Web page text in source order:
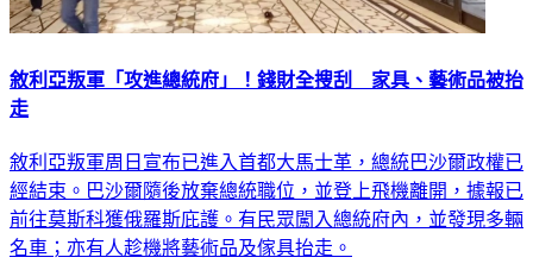
敘利亞叛軍「攻進總統府」！錢財全搜刮 家具、藝術品被抬
走
敘利亞叛軍周日宣布已進入首都大馬士革，總統巴沙爾政權已
經結束。巴沙爾隨後放棄總統職位，並登上飛機離開，據報已
前往莫斯科獲俄羅斯庇護。有民眾闖入總統府內，並發現多輛
名車；亦有人趁機將藝術品及傢具抬走。